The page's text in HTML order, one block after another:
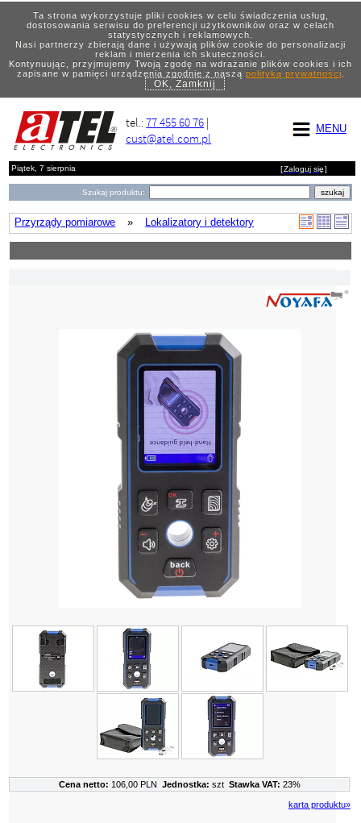
Ta strona wykorzystuje pliki cookies w celu świadczenia usług,
dostosowania serwisu do preferencji użytkowników oraz w celach
statystycznych i reklamowych.
Nasi partnerzy zbierają dane i używają plików cookie do personalizacji
reklam i mierzenia ich skuteczności.
Kontynuując, przyjmujemy Twoją zgodę na wdrażanie plików cookies i ich
zapisane w pamięci urządzenia zgodnie z naszą polityką prywatności.
OK, Zamknij
MENU
tel.:77 455 60 76 |
cust@atel.com.pl
Piątek, 7 sierpnia [Zaloguj się]
Szukaj produktu:
Przyrządy pomiarowe » Lokalizatory i detektory
Cena netto: 106,00 PLN Jednostka: szt Stawka VAT: 23%
karta produktu»